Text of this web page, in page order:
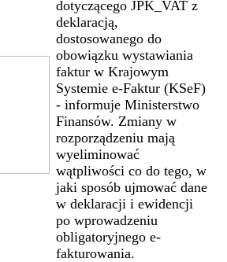
dotyczącego JPK_VAT z
deklaracją,
dostosowanego do
obowiązku wystawiania
faktur w Krajowym
Systemie e-Faktur (KSeF)
- informuje Ministerstwo
Finansów. Zmiany w
rozporządzeniu mają
wyeliminować
wątpliwości co do tego, w
jaki sposób ujmować dane
w deklaracji i ewidencji
po wprowadzeniu
obligatoryjnego e-
fakturowania.